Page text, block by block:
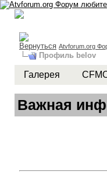
Atvforum.org
Профиль belov
Галерея
Важная